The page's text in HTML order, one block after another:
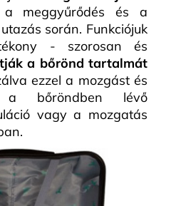
meggyűrődés és a
során. Funkciójuk
- szorosan és
a bőrönd tartalmát
ezzel a mozgást és
a bőröndben lévő
vagy a mozgatás